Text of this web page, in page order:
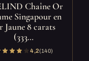
Chaîne Or
Singapour en
Jaune 8 carats
(333…
4,2(140)